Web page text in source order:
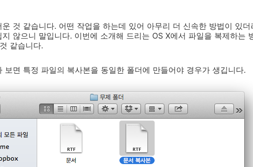
것 같습니다. 어떤 작업을 하는데 있어 아무리 더 신속한 방법이 있
않으니 말입니다. 이번에 소개해 드리는 OS X에서 파일을 복제하는
같습니다.
보면 특정 파일의 복사본을 동일한 폴더에 만들어야 경우가 생깁니다.